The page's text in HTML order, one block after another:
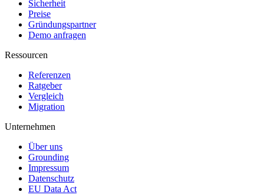
Sicherheit
Preise
Gründungspartner
Demo anfragen
Ressourcen
Referenzen
Ratgeber
Vergleich
Migration
Unternehmen
Über uns
Grounding
Impressum
Datenschutz
EU Data Act